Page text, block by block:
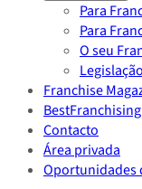
Para
Para
O seu
Legislação
Franchise
Contacto
Área privada
Oportunidades